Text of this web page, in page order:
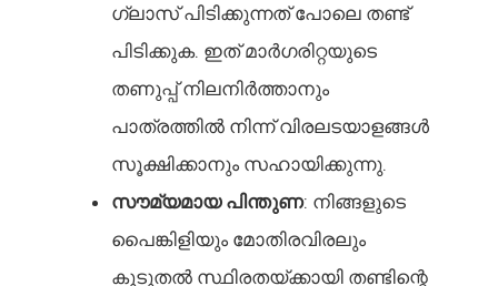
ഗ്ലാസ് പിടിക്കുന്നത് പോലെ തണ്ട്
പിടിക്കുക. ഇത് മാർഗരിറ്റയുടെ
തണുപ്പ് നിലനിർത്താനും
പാത്രത്തിൽ നിന്ന് വിരലടയാളങ്ങൾ
സൂക്ഷിക്കാനും സഹായിക്കുന്നു.
സൗമ്യമായ പിന്തുണ: നിങ്ങളുടെ
പൈങ്കിളിയും മോതിരവിരലും
കൂടുതൽ സ്ഥിരതയ്ക്കായി തണ്ടിന്റെ